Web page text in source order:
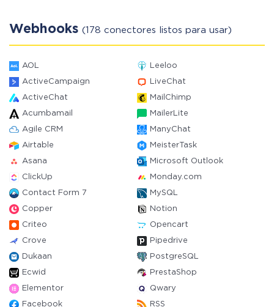
Webhooks (178 conectores listos para usar)
AOL Leeloo
ActiveCampaign LiveChat
ActiveChat MailChimp
Acumbamail MailerLite
Agile CRM ManyChat
Airtable MeisterTask
Asana Microsoft Outlook
ClickUp Monday.com
Contact Form 7 MySQL
Copper Notion
Criteo Opencart
Crove Pipedrive
Dukaan PostgreSQL
Ecwid PrestaShop
Elementor Qwary
Facebook RSS